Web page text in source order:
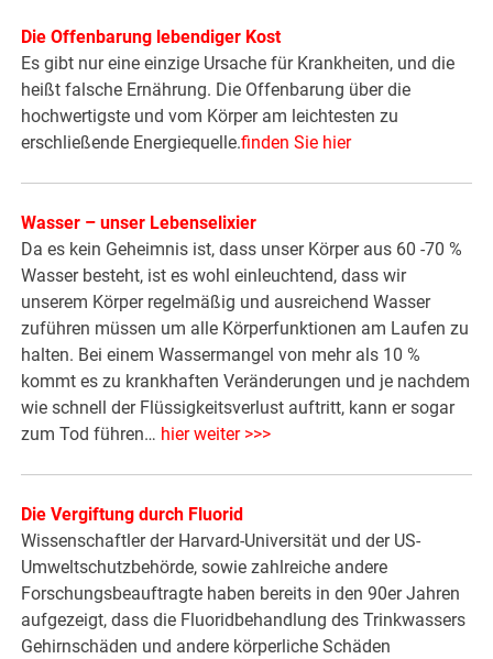
Die Offenbarung lebendiger Kost
Es gibt nur eine einzige Ursache für Krankheiten, und die
heißt falsche Ernährung. Die Offenbarung über die
hochwertigste und vom Körper am leichtesten zu
erschließende Energiequelle.finden Sie hier
Wasser – unser Lebenselixier
Da es kein Geheimnis ist, dass unser Körper aus 60 -70 %
Wasser besteht, ist es wohl einleuchtend, dass wir
unserem Körper regelmäßig und ausreichend Wasser
zuführen müssen um alle Körperfunktionen am Laufen zu
halten. Bei einem Wassermangel von mehr als 10 %
kommt es zu krankhaften Veränderungen und je nachdem
wie schnell der Flüssigkeitsverlust auftritt, kann er sogar
zum Tod führen… hier weiter >>>
Die Vergiftung durch Fluorid
Wissenschaftler der Harvard-Universität und der US-
Umweltschutzbehörde, sowie zahlreiche andere
Forschungsbeauftragte haben bereits in den 90er Jahren
aufgezeigt, dass die Fluoridbehandlung des Trinkwassers
Gehirnschäden und andere körperliche Schäden